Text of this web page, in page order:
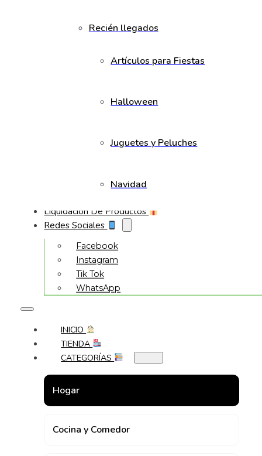
Recién llegados
Artículos para Fiestas
Halloween
Juguetes y Peluches
Navidad
Liquidación De Productos
Redes Sociales
Facebook
Instagram
Tik Tok
WhatsApp
INICIO
TIENDA
CATEGORÍAS
Hogar
Cocina y Comedor